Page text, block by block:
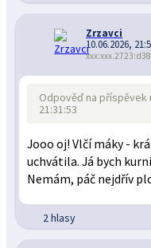
Zrzavci
10.06.2026,
xxx:xxx.2723:d38
Odpověď na příspěvek
21:31:53
Jooo oj! Vlčí máky -
uchvátila. Já bych
Nemám, páč nejdřív
2 hlasy